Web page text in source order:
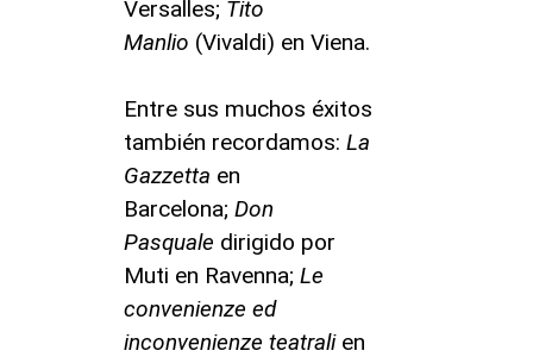
Versalles; Tito
Manlio (Vivaldi) en Viena.
Entre sus muchos éxitos
también recordamos: La
Gazzetta en
Barcelona; Don
Pasquale dirigido por
Muti en Ravenna; Le
convenienze ed
inconvenienze teatrali en